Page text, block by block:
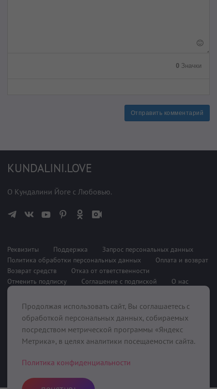
0 Значки
Отправить комментарий
KUNDALINI.LOVE
О Кундалини Йоге с Любовью.
Реквизиты Поддержка
Запрос персональных данных
Политика обработки персональных данных
Оплата и возврат
Возврат средств
Отказ от ответственности
Отменить подписку
Соглашение с подпиской О нас
При поддержке
Продолжая использовать сайт, Вы соглашаетесь с
обработкой персональных данных, собираемых
посредством метрической программы «Яндекс
Метрика», в целях аналитики посещаемости сайта.
Политика конфиденциальности